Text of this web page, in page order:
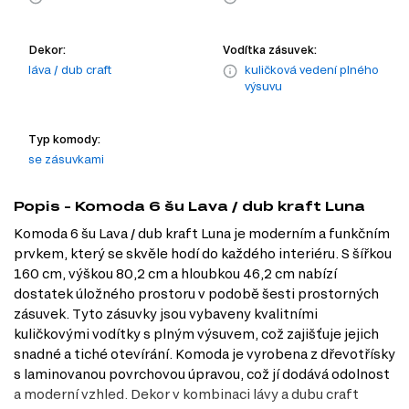
Dekor:
láva / dub craft
Vodítka zásuvek:
kuličková vedení plného
výsuvu
Typ komody:
se zásuvkami
Popis - Komoda 6 šu Lava / dub kraft Luna
Komoda 6 šu Lava / dub kraft Luna je moderním a funkčním
prvkem, který se skvěle hodí do každého interiéru. S šířkou
160 cm, výškou 80,2 cm a hloubkou 46,2 cm nabízí
dostatek úložného prostoru v podobě šesti prostorných
zásuvek. Tyto zásuvky jsou vybaveny kvalitními
kuličkovými vodítky s plným výsuvem, což zajišťuje jejich
snadné a tiché otevírání. Komoda je vyrobena z dřevotřísky
s laminovanou povrchovou úpravou, což jí dodává odolnost
a moderní vzhled. Dekor v kombinaci lávy a dubu craft